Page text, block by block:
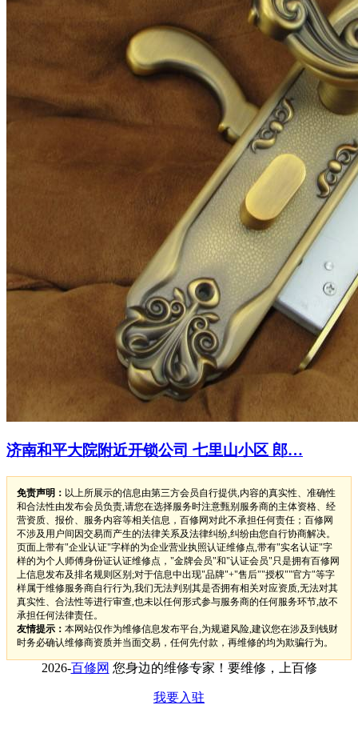
济南和平大院附近开锁公司 七里山小区 郎…
免责声明： 以上所展示的信息由第三方会员自行提供,内容的真实性、准确性
和合法性由发布会员负责,请您在选择服务时注意甄别服务商的主体资格、经
营资质、报价、服务内容等相关信息，百修网对此不承担任何责任；百修网
不涉及用户间因交易而产生的法律关系及法律纠纷,纠纷由您自行协商解决。
页面上带有"企业认证"字样的为企业营业执照认证维修点,带有"实名认证"字
样的为个人师傅身份证认证维修点，"金牌会员"和"认证会员"只是拥有百修网
上信息发布及排名规则区别;对于信息中出现"品牌"+"售后""授权""官方"等字
样属于维修服务商自行行为,我们无法判别其是否拥有相关对应资质,无法对其
真实性、合法性等进行审查,也未以任何形式参与服务商的任何服务环节,故不
承担任何法律责任。
友情提示： 本网站仅作为维修信息发布平台,为规避风险,建议您在涉及到钱财
时务必确认维修商资质并当面交易，任何先付款，再维修的均为欺骗行为。
2026-百修网 您身边的维修专家！要维修，上百修
我要入驻